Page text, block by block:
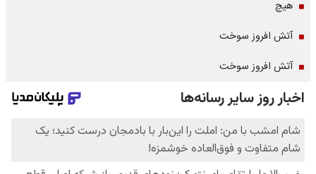
هیچ
آتش افروز سوخت
آتش افروز سوخت